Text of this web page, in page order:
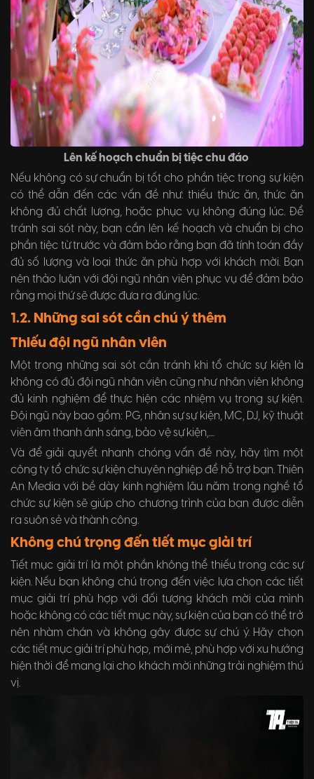
Lên kế hoạch chuẩn bị tiệc chu đáo
Nếu không có sự chuẩn bị tốt cho phần tiệc trong sự kiện
có thể dẫn đến các vấn đề như: thiếu thức ăn, thức ăn
không đủ chất lượng, hoặc phục vụ không đúng lúc. Để
tránh sai sót này, bạn cần lên kế hoạch và chuẩn bị cho
phần tiệc từ trước và đảm bảo rằng bạn đã tính toán đầy
đủ số lượng và loại thức ăn phù hợp với khách mời. Bạn
nên thảo luận với đội ngũ nhân viên phục vụ để đảm bảo
rằng mọi thứ sẽ được đưa ra đúng lúc.
1.2. Những sai sót cần chú ý thêm
Thiếu đội ngũ nhân viên
Một trong những sai sót cần tránh khi tổ chức sự kiện là
không có đủ đội ngũ nhân viên cũng như nhân viên không
đủ kinh nghiệm để thực hiện các nhiệm vụ trong sự kiện.
Đội ngũ này bao gồm: PG, nhân sự sự kiện, MC, DJ, kỹ thuật
viên âm thanh ánh sáng, bảo vệ sự kiện,....
Và để giải quyết nhanh chóng vấn đề này, hãy tìm một
công ty tổ chức sự kiện chuyên nghiệp để hỗ trợ bạn. Thiên
An Media với bề dày kinh nghiệm lâu năm trong nghề tổ
chức sự kiện sẽ giúp cho chương trình của bạn được diễn
ra suôn sẻ và thành công.
Không chú trọng đến tiết mục giải trí
Tiết mục giải trí là một phần không thể thiếu trong các sự
kiện. Nếu bạn không chú trọng đến việc lựa chọn các tiết
mục giải trí phù hợp với đối tượng khách mời của mình
hoặc không có các tiết mục này, sự kiện của bạn có thể trở
nên nhàm chán và không gây được sự chú ý. Hãy chọn
các tiết mục giải trí phù hợp, mới mẻ, phù hợp với xu hướng
hiện thời để mang lại cho khách mời những trải nghiệm thú
vị.